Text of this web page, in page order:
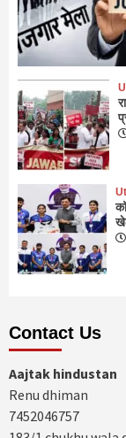
Contact Us
Aajtak hindustan
Renu dhiman
7452046757